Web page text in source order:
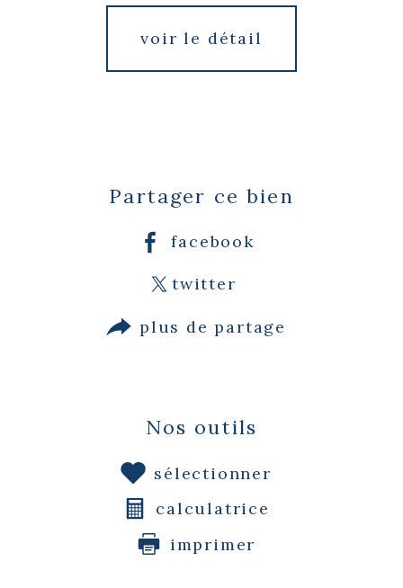
voir le détail
Partager ce bien
facebook
twitter
plus de partage
Nos outils
sélectionner
calculatrice
imprimer